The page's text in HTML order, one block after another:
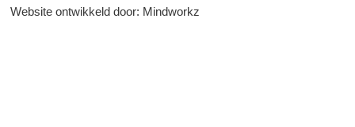
Website ontwikkeld door: Mindworkz